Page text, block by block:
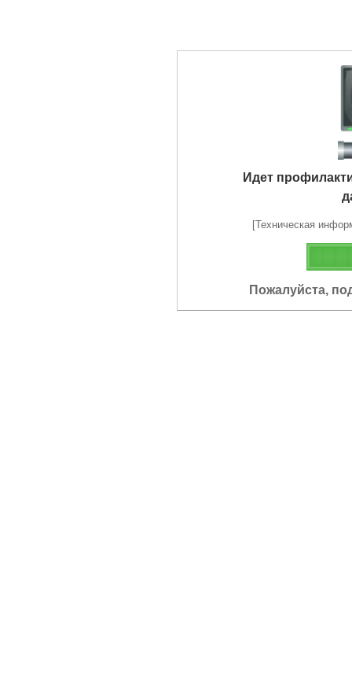
Идет
[Техническая
Пожалуйста,